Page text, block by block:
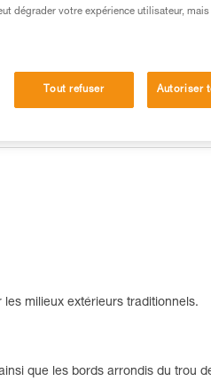
milieux extérieurs traditionnels.
que les bords arrondis du trou
dégrader votre expérience utilisateur, mais
Tout refuser Autoriser